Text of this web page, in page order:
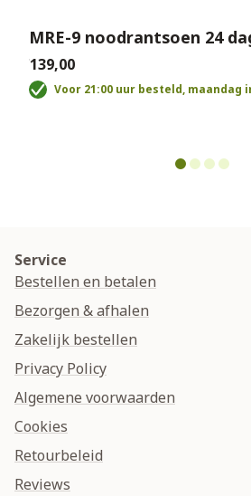
MRE-9 noodrantsoen 24
€139,00
Voor 21:00 uur besteld, maandag
Service
Bestellen en betalen
Bezorgen & afhalen
Zakelijk bestellen
Privacy Policy
Algemene voorwaarden
Cookies
Retourbeleid
Reviews